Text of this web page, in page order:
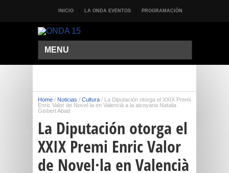
INICIO LA ONDA EVENTOS PROGRAMACIÓN
MENU
Home / Noticias / Cultura / La Diputación otorga el XXIX Premi
Enric Valor de Novel·la en Valencià a la alcoyana Natalia
Gisbert Abad
La Diputación otorga el
XXIX Premi Enric Valor
de Novel·la en Valencià